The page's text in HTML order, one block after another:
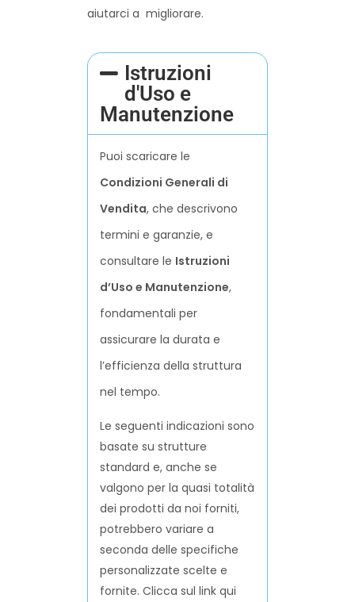
aiutarci a migliorare.
Istruzioni
d'Uso e
Manutenzione
Puoi scaricare le
Condizioni Generali di
Vendita, che descrivono
termini e garanzie, e
consultare le Istruzioni
d’Uso e Manutenzione,
fondamentali per
assicurare la durata e
l’efficienza della struttura
nel tempo.
Le seguenti indicazioni sono
basate su strutture
standard e, anche se
valgono per la quasi totalità
dei prodotti da noi forniti,
potrebbero variare a
seconda delle specifiche
personalizzate scelte e
fornite. Clicca sul link qui